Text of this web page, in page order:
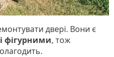
двері. Вони є
фігурними, тож